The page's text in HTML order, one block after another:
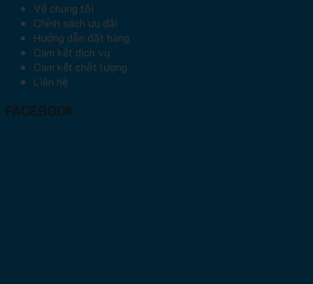
Về chúng tôi
Chính sách ưu đãi
Hướng dẫn đặt hàng
Cam kết dịch vụ
Cam kết chất lượng
Liên hệ
FACEBOOK